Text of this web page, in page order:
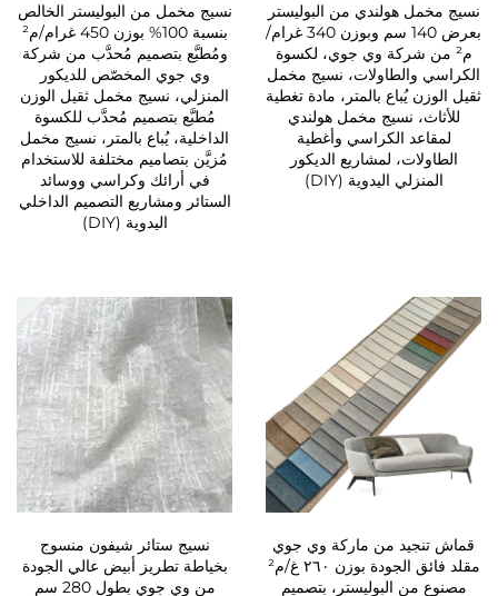
نسيج مخمل هولندي من البوليستر
بعرض 140 سم وبوزن 340 غرام/
م² من شركة وي جوي، لكسوة
الكراسي والطاولات، نسيج مخمل
ثقيل الوزن يُباع بالمتر، مادة تغطية
للأثاث، نسيج مخمل هولندي
لمقاعد الكراسي وأغطية
الطاولات، لمشاريع الديكور
المنزلي اليدوية (DIY)
نسيج مخمل من البوليستر الخالص
بنسبة 100% بوزن 450 غرام/م²
ومُطبَّع بتصميم مُحدَّب من شركة
وي جوي المخصّص للديكور
المنزلي، نسيج مخمل ثقيل الوزن
مُطبَّع بتصميم مُحدَّب للكسوة
الداخلية، يُباع بالمتر، نسيج مخمل
مُزيَّن بتصاميم مختلفة للاستخدام
في أرائك وكراسي ووسائد
الستائر ومشاريع التصميم الداخلي
اليدوية (DIY)
قماش تنجيد من ماركة وي جوي
مقلد فائق الجودة بوزن ٢٦٠ غ/م²
مصنوع من البوليستر، بتصميم
نسيج ستائر شيفون منسوج
بخياطة تطريز أبيض عالي الجودة
من وي جوي بطول 280 سم